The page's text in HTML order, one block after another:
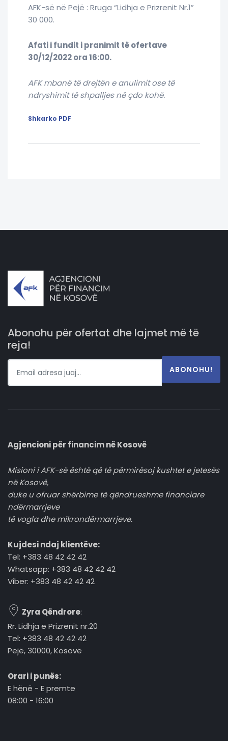
AFK-së në Pejë : Rruga “Lidhja e Prizrenit Nr.1”
30 000.
Afati i fundit i pranimit të ofertave
30/12/2022 ora 16:00.
AFK mbanë të drejtën e anulimit ose të
ndryshimit të shpalljes në çdo kohë.
Shkarko PDF
Abonohu për ofertat dhe lajmet më të
reja!
ABONOHU!
Agjencioni për financim në Kosovë
Misioni i AFK-së është që të përmirësoj kushtet e jetesës
në Kosovë,
duke u ofruar shërbime të qëndrueshme financiare
ndërmarrjeve
të vogla dhe mikrondërmarrjeve.
Kujdesi ndaj klientëve:
Tel: +383 48 42 42 42
Whatsapp: +383 48 42 42 42
Viber: +383 48 42 42 42
Zyra Qëndrore:
Rr. Lidhja e Prizrenit nr.20
Tel: +383 48 42 42 42
Pejë, 30000, Kosovë
Orari i punës:
E hënë - E premte
08:00 - 16:00